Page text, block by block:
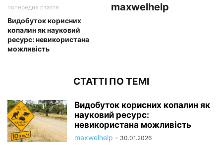
попередня стаття
Видобуток корисних
копалин як науковий
ресурс: невикористана
можливість
maxwelhelp
СТАТТІ ПО ТЕМІ
Видобуток корисних копалин як
науковий ресурс:
невикористана можливість
maxwelhelp - 30.01.2026